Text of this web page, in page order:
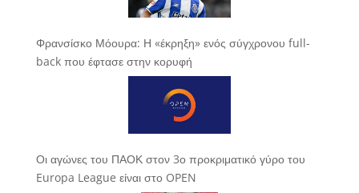
Φρανσίσκο Μόουρα: Η «έκρηξη» ενός σύγχρονου full-
back που έφτασε στην κορυφή
Οι αγώνες του ΠΑΟΚ στον 3ο προκριματικό γύρο του
Europa League είναι στο OPEN